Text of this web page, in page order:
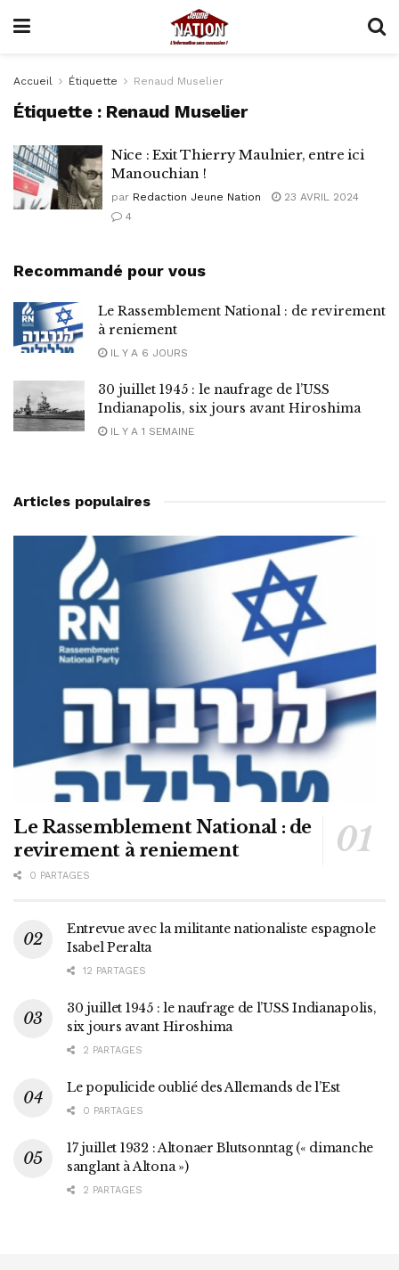
Accueil Étiquette Renaud Muselier
Étiquette : Renaud Muselier
Nice : Exit Thierry Maulnier, entre ici
Manouchian !
par Redaction Jeune Nation
23 AVRIL 2024
4
Recommandé pour vous
Le Rassemblement National : de revirement
à reniement
IL Y A 6 JOURS
30 juillet 1945 : le naufrage de l’USS
Indianapolis, six jours avant Hiroshima
IL Y A 1 SEMAINE
Articles populaires
Le Rassemblement National : de
revirement à reniement
0 PARTAGES
Entrevue avec la militante nationaliste espagnole
Isabel Peralta
12 PARTAGES
30 juillet 1945 : le naufrage de l’USS Indianapolis,
six jours avant Hiroshima
2 PARTAGES
Le populicide oublié des Allemands de l’Est
0 PARTAGES
17 juillet 1932 : Altonaer Blutsonntag (« dimanche
sanglant à Altona »)
2 PARTAGES